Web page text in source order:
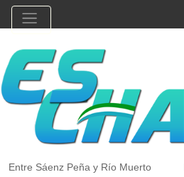
Entre Sáenz Peña y Río Muerto